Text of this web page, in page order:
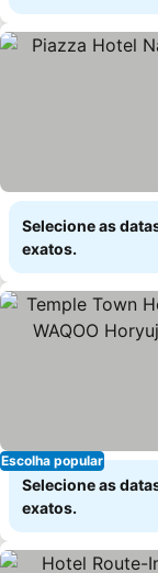
Selecione as
exatos.
Escolha popular
Selecione as
exatos.